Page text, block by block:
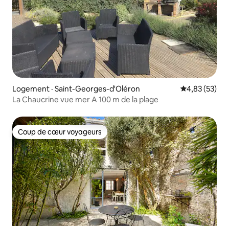
Logement · Saint-Georges-d'Oléron Note
4,83 (53)
La Chaucrine vue mer A 100 m de la plage
Coup de cœur voyageurs
Coup de cœur voyageurs